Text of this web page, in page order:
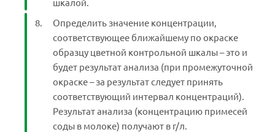
Определить значение концентрации,
соответствующее ближайшему по окраске
образцу цветной контрольной шкалы – это и
будет результат анализа (при промежуточной
окраске – за результат следует принять
соответствующий интервал концентраций).
Результат анализа (концентрацию примесей
соды в молоке) получают в г/л.